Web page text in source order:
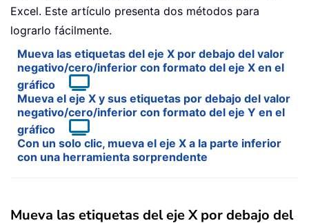
Excel. Este artículo presenta dos métodos para
lograrlo fácilmente.
Mueva las etiquetas del eje X por debajo del valor
negativo/cero/inferior con formato del eje X en el
gráfico
Mueva el eje X y sus etiquetas por debajo del valor
negativo/cero/inferior con formato del eje Y en el
gráfico
Con un solo clic, mueva el eje X a la parte inferior
con una herramienta sorprendente
Mueva las etiquetas del eje X por debajo del